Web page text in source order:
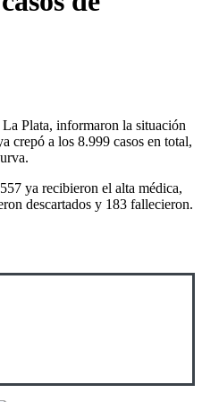
Plata, informaron la situación
crepó a los 8.999 casos en total,
ya recibieron el alta médica,
descartados y 183 fallecieron.